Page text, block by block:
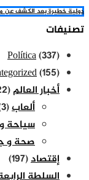
دولية خطيرة بعد الكشف عن
تصنيفات
Política(337)
(155)
أخبار العالم(22)
ألعاب(3)
سياحة
صحة و
إقتصاد(197)
السلطة